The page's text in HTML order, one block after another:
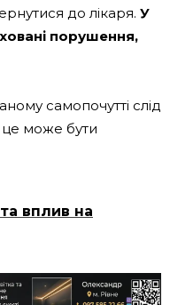
до лікаря. У
порушення,
самопочутті слід
може бути
та вплив на